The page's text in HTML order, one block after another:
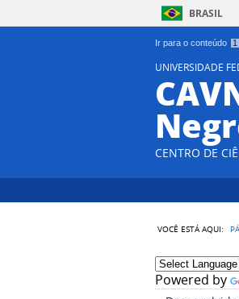
Ir para o conteúdo 1
BRASIL
UNIVERSIDADE
CENTRO DE
VOCÊ ESTÁ AQUI:
Powered by